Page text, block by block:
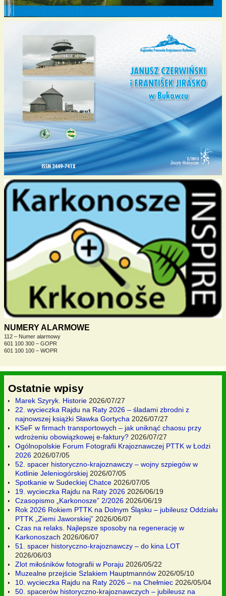
NUMERY ALARMOWE
112 – Numer alarmowy
601 100 300 – GOPR
601 100 100 – WOPR
Ostatnie wpisy
Marek Szyryk. Historie 2026/07/27
22. wycieczka Rajdu na Raty 2026 – śladami zbrodni z
najnowszej książki Sławka Gortycha 2026/07/27
KSeF w firmach transportowych – jak uniknąć chaosu przy
wdrożeniu obowiązkowej e-faktury? 2026/07/27
Ogólnopolskie Forum Fotografii Krajoznawczej PTTK w Łodzi
2026 2026/07/05
52. spacer historyczno-krajoznawczy – wojny szpiegów w
Kotlinie Jeleniogórskiej 2026/07/05
Spotkanie w Sudeckiej Chatce 2026/07/05
19. wycieczka Rajdu na Raty 2026 2026/06/19
Czasopismo „Karkonosze” 2/2026 2026/06/19
Rok 2026 Rokiem PTTK na Dolnym Śląsku – jubileusz Oddziału
PTTK „Ziemi Jaworskiej” 2026/06/07
Czas na relaks. Najlepsze sposoby na regenerację w
Karkonoszach 2026/06/07
51. spacer historyczno-krajoznawczy – do kina LOT
2026/06/03
Zlot miłośników fotografii w Poraju 2026/05/22
Muzealne przejście Szlakiem Hauptmannów 2026/05/10
10. wycieczka Rajdu na Raty 2026 – na Chełmiec 2026/05/04
50. spacerów historyczno-krajoznawczych – jubileusz na